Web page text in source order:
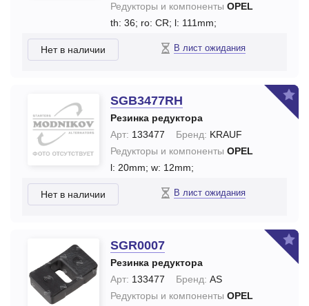
Редукторы и компоненты OPEL
th: 36; ro: CR; l: 111mm;
Нет в наличии В лист ожидания
SGB3477RH
Резинка редуктора
Арт: 133477 Бренд: KRAUF
Редукторы и компоненты OPEL
l: 20mm; w: 12mm;
Нет в наличии В лист ожидания
SGR0007
Резинка редуктора
Арт: 133477 Бренд: AS
Редукторы и компоненты OPEL